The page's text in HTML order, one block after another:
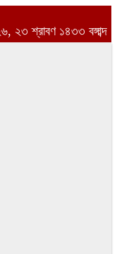
শ্রাবণ ১৪৩৩ বঙ্গাব্দ